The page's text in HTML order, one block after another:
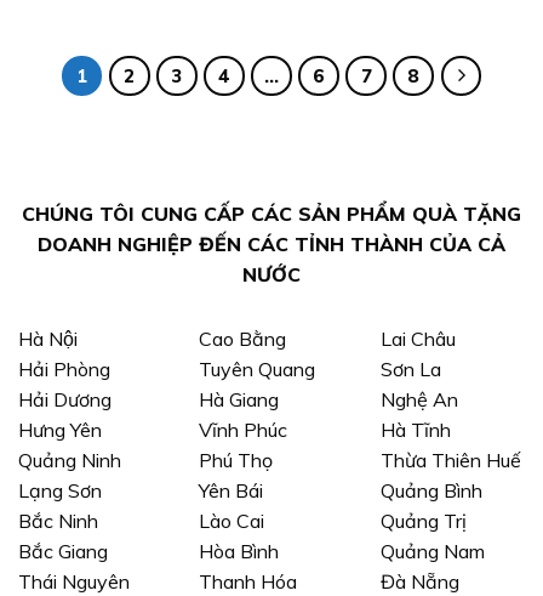
1 2 3 4 … 6 7 8
CHÚNG TÔI CUNG CẤP CÁC SẢN PHẨM QUÀ TẶNG
DOANH NGHIỆP ĐẾN CÁC TỈNH THÀNH CỦA CẢ
NƯỚC
Hà Nội
Hải Phòng
Hải Dương
Hưng Yên
Quảng Ninh
Lạng Sơn
Bắc Ninh
Bắc Giang
Thái Nguyên
Cao Bằng
Tuyên Quang
Hà Giang
Vĩnh Phúc
Phú Thọ
Yên Bái
Lào Cai
Hòa Bình
Thanh Hóa
Lai Châu
Sơn La
Nghệ An
Hà Tĩnh
Thừa Thiên Huế
Quảng Bình
Quảng Trị
Quảng Nam
Đà Nẵng